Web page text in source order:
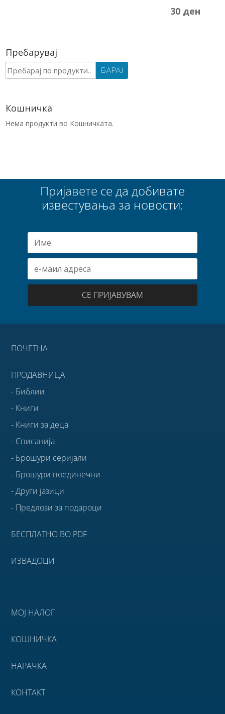
30 ден
Пребарувај
Барај
за:
БАРАЈ
Кошничка
Нема продукти во Кошничката.
Пријавете се да добивате
известувања за новости:
СЕ ПРИЈАВУВАМ
ПОЧЕТНА
ПРОДАВНИЦА
- Библии
- Книги
- Книги за деца
- Списанија
- Брошури серијали
- Брошури поединечни
- Други јазици
- Предлози за подароци
БЕСПЛАТНО ВО PDF
ИЗВАДОЦИ
МОЈ НАЛОГ
КОШНИЧКА
НАРАЧКА
КОНТАКТ